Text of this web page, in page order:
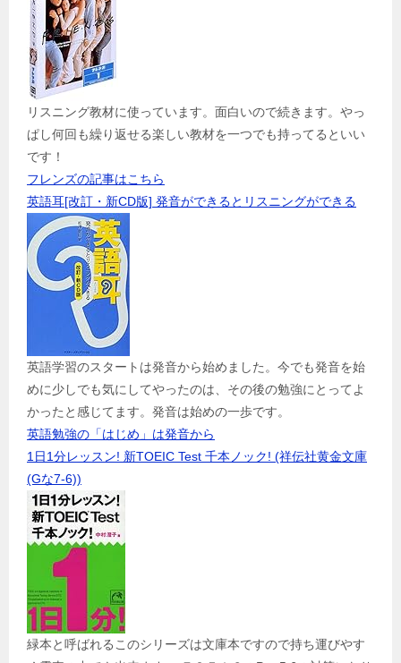
リスニング教材に使っています。面白いので続きます。やっ
ぱし何回も繰り返せる楽しい教材を一つでも持ってるといい
です！
フレンズの記事はこちら
英語耳[改訂・新CD版] 発音ができるとリスニングができる
英語学習のスタートは発音から始めました。今でも発音を始
めに少しでも気にしてやったのは、その後の勉強にとってよ
かったと感じてます。発音は始めの一歩です。
英語勉強の「はじめ」は発音から
1日1分レッスン! 新TOEIC Test 千本ノック! (祥伝社黄金文庫
(Gな7-6))
緑本と呼ばれるこのシリーズは文庫本ですので持ち運びやす